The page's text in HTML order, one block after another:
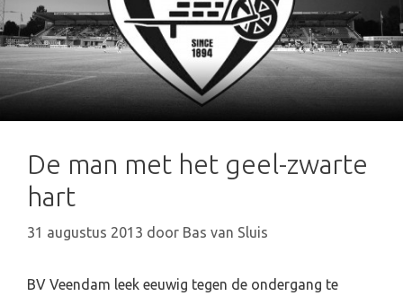
De man met het geel-zwarte
hart
31 augustus 2013 door Bas van Sluis
BV Veendam leek eeuwig tegen de ondergang te